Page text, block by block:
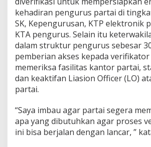
kehadiran pengurus partai di
SK, Kepengurusan, KTP elektronik
KTA pengurus. Selain itu
dalam struktur pengurus sebesar
pemberian akses kepada
memeriksa fasilitas kantor partai,
dan keaktifan Liasion Officer (LO)
partai.
“Saya imbau agar partai segera
apa yang dibutuhkan agar proses
ini bisa berjalan dengan lancar, ”